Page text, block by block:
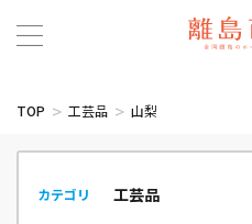
TOP 工芸品 山梨
カテゴリ